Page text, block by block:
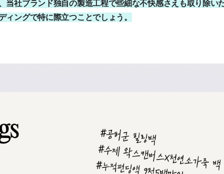
当社ブランド独自の製造工程で些細な不快感さえも取り除い
ィングで特に際立つことでしょう。